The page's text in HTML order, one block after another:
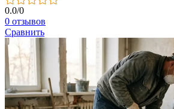
0.0/0
0 отзывов
Сравнить